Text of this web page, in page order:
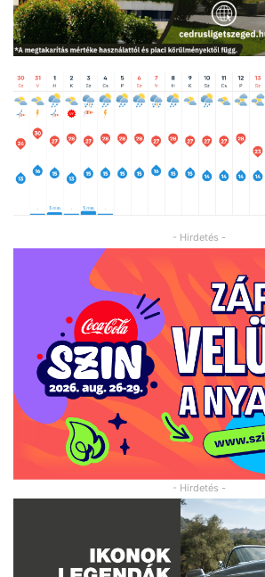
- Hirdetés -
- Hirdetés -